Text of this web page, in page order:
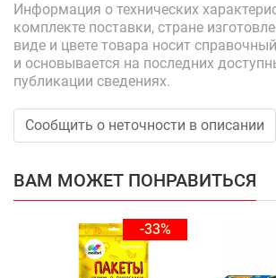
Информация о технических
комплекте поставки, стране
виде и цвете товара носит
и основывается на последних
публикации сведениях.
Сообщить о неточности в описании
ВАМ МОЖЕТ ПОНРАВИТЬСЯ
-33%